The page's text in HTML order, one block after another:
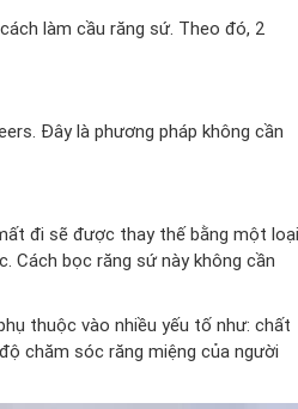
làm cầu răng sứ. Theo đó, 2
Đây là phương pháp không cần
đi sẽ được thay thế bằng một loại
bọc răng sứ này không cần
thuộc vào nhiều yếu tố như: chất
chăm sóc răng miệng của người